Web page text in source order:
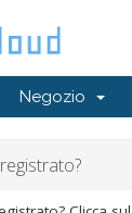
Negozio